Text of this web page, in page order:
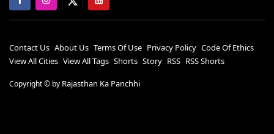
Contact Us About Us Terms Of Use Privacy Policy Code Of Ethics
View All Cities View All Tags Shorts Story RSS RSS Shorts
Copyright © by Rajasthan Ka Panchhi